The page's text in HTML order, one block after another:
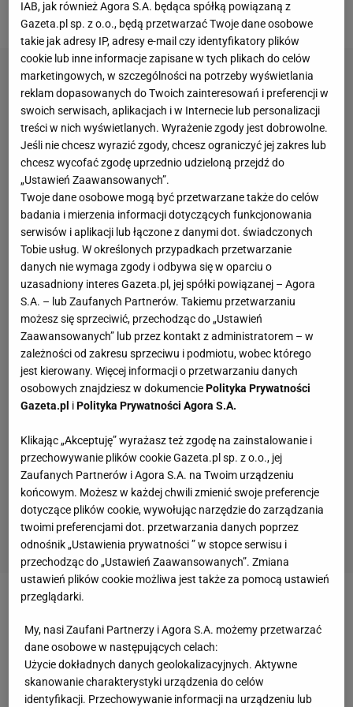
przez co najmniej dwa tygodnie.
Zobacz wideo
wuefu. "To patologia. Powinno być odwrotnie"
To oznaczałoby, że Lewandowski miałby nie zagrać
w trzech kolejnych spotkaniach swojej drużyny -
IAB, jak również Agora S.A. będąca spółką powiązaną z
Gazeta.pl sp. z o.o., będą przetwarzać Twoje dane osobowe
takie jak adresy IP, adresy e-mail czy identyfikatory plików
cookie lub inne informacje zapisane w tych plikach do celów
marketingowych, w szczególności na potrzeby wyświetlania
reklam dopasowanych do Twoich zainteresowań i preferencji w
swoich serwisach, aplikacjach i w Internecie lub personalizacji
treści w nich wyświetlanych. Wyrażenie zgody jest dobrowolne.
Jeśli nie chcesz wyrazić zgody, chcesz ograniczyć jej zakres lub
chcesz wycofać zgodę uprzednio udzieloną przejdź do
„Ustawień Zaawansowanych”.
Twoje dane osobowe mogą być przetwarzane także do celów
badania i mierzenia informacji dotyczących funkcjonowania
serwisów i aplikacji lub łączone z danymi dot. świadczonych
Tobie usług. W określonych przypadkach przetwarzanie
danych nie wymaga zgody i odbywa się w oparciu o
uzasadniony interes Gazeta.pl, jej spółki powiązanej – Agora
S.A. – lub Zaufanych Partnerów. Takiemu przetwarzaniu
możesz się sprzeciwić, przechodząc do „Ustawień
Zaawansowanych” lub przez kontakt z administratorem – w
zależności od zakresu sprzeciwu i podmiotu, wobec którego
jest kierowany. Więcej informacji o przetwarzaniu danych
osobowych znajdziesz w dokumenciePolityka Prywatności
Gazeta.pl iPolityka Prywatności Agora S.A.
Klikając „Akceptuję” wyrażasz też zgodę na zainstalowanie i
przechowywanie plików cookie Gazeta.pl sp. z o.o., jej
Zaufanych Partnerów i Agora S.A. na Twoim urządzeniu
końcowym. Możesz w każdej chwili zmienić swoje preferencje
dotyczące plików cookie, wywołując narzędzie do zarządzania
twoimi preferencjami dot. przetwarzania danych poprzez
odnośnik „Ustawienia prywatności ” w stopce serwisu i
przechodząc do „Ustawień Zaawansowanych”. Zmiana
ustawień plików cookie możliwa jest także za pomocą ustawień
przeglądarki.
My, nasi Zaufani Partnerzy i Agora S.A. możemy przetwarzać
dane osobowe w następujących celach:
Użycie dokładnych danych geolokalizacyjnych. Aktywne
skanowanie charakterystyki urządzenia do celów
identyfikacji. Przechowywanie informacji na urządzeniu lub